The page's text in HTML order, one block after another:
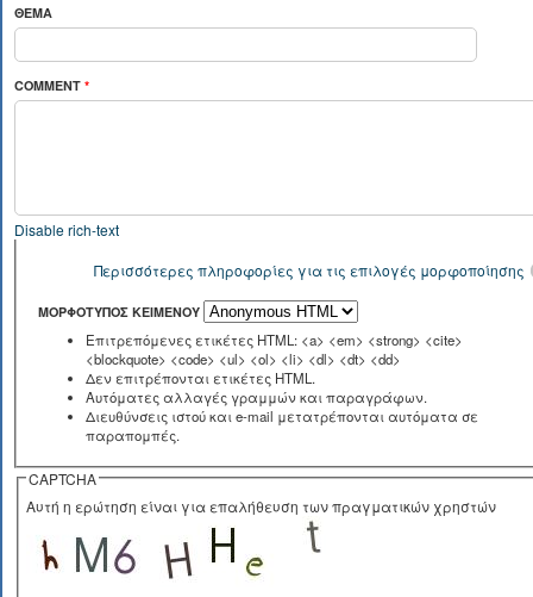
ΘΈΜΑ
COMMENT *
Disable rich-text
Περισσότερες πληροφορίες για τις επιλογές μορφοποίησης
ΜΟΡΦΌΤΥΠΟΣ ΚΕΙΜΈΝΟΥ
Επιτρεπόμενες ετικέτες HTML: <a> <em> <strong> <cite>
<blockquote> <code> <ul> <ol> <li> <dl> <dt> <dd>
Δεν επιτρέπονται ετικέτες HTML.
Αυτόματες αλλαγές γραμμών και παραγράφων.
Διευθύνσεις ιστού και e-mail μετατρέπονται αυτόματα σε
παραπομπές.
CAPTCHA
Αυτή η ερώτηση είναι για επαλήθευση των πραγματικών χρηστών